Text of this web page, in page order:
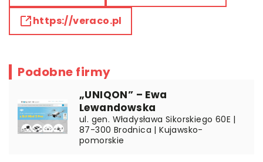
https://veraco.pl
Podobne firmy
„UNIQON” – Ewa
Lewandowska
ul. gen. Władysława Sikorskiego 60E |
87-300 Brodnica | Kujawsko-
pomorskie